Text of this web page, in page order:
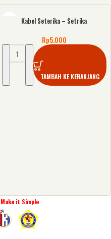
Kabel Seterika – Setrika
Rp5.000
TAMBAH KE KERANJANG
Make it Simple